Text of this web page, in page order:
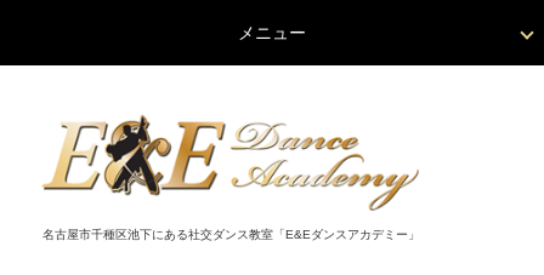
名古屋市千種区池下にある社交ダンス教室「E&Eダンスアカデミー」
メニュー